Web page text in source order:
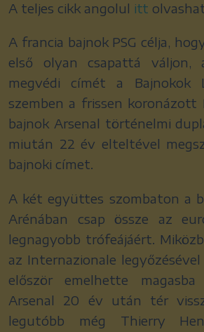
A teljes cikk angolul itt
A francia bajnok PSG célja,
első olyan csapattá váljon,
megvédi címét a Bajnokok
szemben a frissen koronázott
bajnok Arsenal történelmi
miután 22 év elteltével
bajnoki címet.
A két együttes szombaton a
Arénában csap össze az
legnagyobb trófeájáért.
az Internazionale
először emelhette
Arsenal 20 év után tér
legutóbb még Thierry